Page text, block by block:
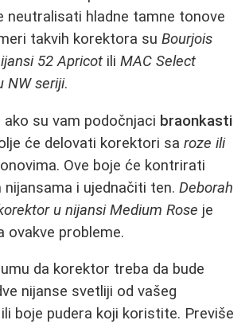
neutralisati hladne tamne tonove
takvih korektora su Bourjois
52 Apricot ili MAC Select
NW seriji.
ako su vam podočnjaci braonkasti
će delovati korektori sa roze ili
Ove boje će kontrirati
i ujednačiti ten. Deborah
u nijansi Medium Rose je
ovakve probleme.
da korektor treba da bude
nijanse svetliji od vašeg
boje pudera koji koristite. Previše